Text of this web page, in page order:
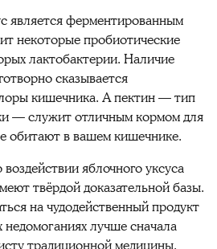
является ферментированным
некоторые пробиотические
лактобактерии. Наличие
сказывается
кишечника. А пектин — тип
— служит отличным кормом для
обитают в вашем кишечнике.
яблочного уксуса
твёрдой доказательной базы.
на чудодейственный продукт
лучше сначала